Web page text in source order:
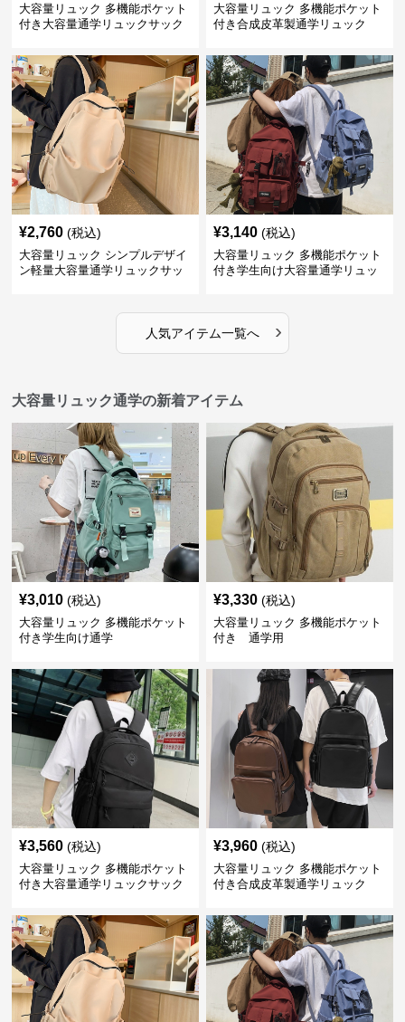
大容量リュック 多機能ポケット
付き大容量通学リュックサック
大容量リュック 多機能ポケット
付き合成皮革製通学リュック
¥2,760 (税込)
大容量リュック シンプルデザイ
ン軽量大容量通学リュックサッ
¥3,140 (税込)
大容量リュック 多機能ポケット
付き学生向け大容量通学リュッ
人気アイテム一覧へ ›
大容量リュック通学の新着アイテム
¥3,010 (税込)
大容量リュック 多機能ポケット
付き学生向け通学
¥3,330 (税込)
大容量リュック 多機能ポケット
付き 通学用
¥3,560 (税込)
大容量リュック 多機能ポケット
付き大容量通学リュックサック
¥3,960 (税込)
大容量リュック 多機能ポケット
付き合成皮革製通学リュック